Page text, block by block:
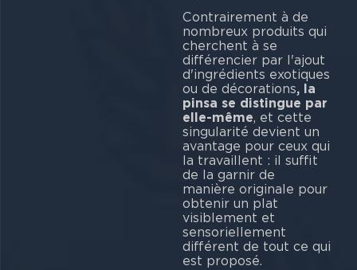
Contrairement à de
nombreux produits qui
cherchent à se
différencier par l'ajout
d'ingrédients exotiques
ou de décorations, la
pinsa se distingue par
elle-même, et cette
singularité devient un
avantage pour ceux qui
la travaillent : il suffit
de la garnir de
manière originale pour
obtenir un plat
visiblement et
sensoriellement
différent de tout ce qui
est proposé.